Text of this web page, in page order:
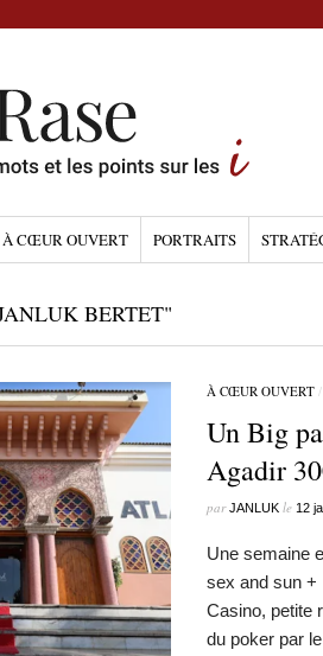
À CŒUR OUVERT PORTRAITS
BERTET"
À CŒUR OUVERT
Un Big
Agadir
parJANLUK le 12
Une semaine
sex and sun +
Casino, petite
du poker par